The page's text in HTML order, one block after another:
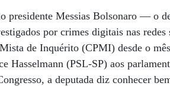
presidente Messias Bolsonaro — o
por crimes digitais nas
de Inquérito (CPMI) desde o
Hasselmann (PSL-SP) aos
a deputada diz conhecer